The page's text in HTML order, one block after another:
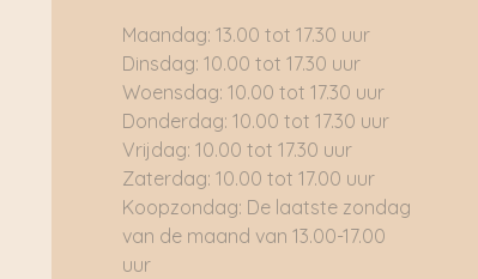
Maandag: 13.00 tot 17.30 uur
Dinsdag: 10.00 tot 17.30 uur
Woensdag: 10.00 tot 17.30 uur
Donderdag: 10.00 tot 17.30 uur
Vrijdag: 10.00 tot 17.30 uur
Zaterdag: 10.00 tot 17.00 uur
Koopzondag: De laatste zondag
van de maand van 13.00-17.00
uur